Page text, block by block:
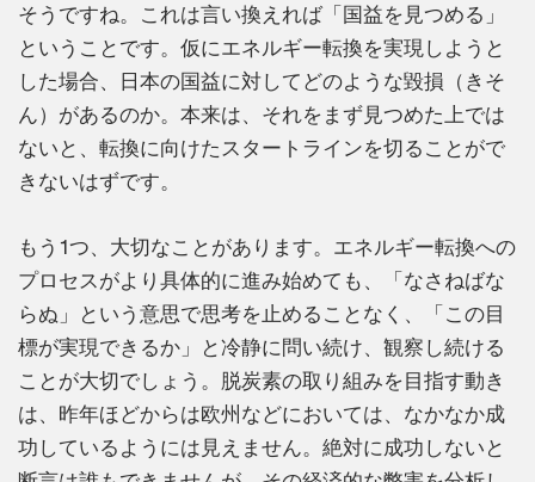
そうですね。これは言い換えれば「国益を見つめる」
ということです。仮にエネルギー転換を実現しようと
した場合、日本の国益に対してどのような毀損（きそ
ん）があるのか。本来は、それをまず見つめた上では
ないと、転換に向けたスタートラインを切ることがで
きないはずです。
もう1つ、大切なことがあります。エネルギー転換への
プロセスがより具体的に進み始めても、「なさねばな
らぬ」という意思で思考を止めることなく、「この目
標が実現できるか」と冷静に問い続け、観察し続ける
ことが大切でしょう。脱炭素の取り組みを目指す動き
は、昨年ほどからは欧州などにおいては、なかなか成
功しているようには見えません。絶対に成功しないと